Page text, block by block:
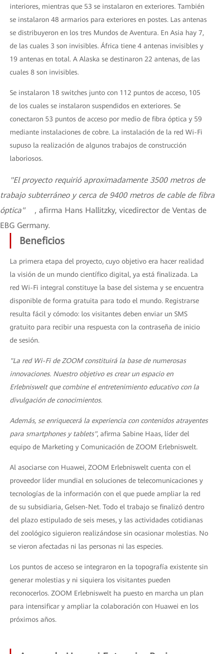
interiores, mientras que 53 se instalaron en exteriores. También
se instalaron 48 armarios para exteriores en postes. Las antenas
se distribuyeron en los tres Mundos de Aventura. En Asia hay 7,
de las cuales 3 son invisibles. África tiene 4 antenas invisibles y
19 antenas en total. A Alaska se destinaron 22 antenas, de las
cuales 8 son invisibles.
Se instalaron 18 switches junto con 112 puntos de acceso, 105
de los cuales se instalaron suspendidos en exteriores. Se
conectaron 53 puntos de acceso por medio de fibra óptica y 59
mediante instalaciones de cobre. La instalación de la red Wi-Fi
supuso la realización de algunos trabajos de construcción
laboriosos.
"El proyecto requirió aproximadamente 3500 metros de
trabajo subterráneo y cerca de 9400 metros de cable de fibra
óptica"
, afirma Hans Hallitzky, vicedirector de Ventas de
EBG Germany.
Beneficios
La primera etapa del proyecto, cuyo objetivo era hacer realidad
la visión de un mundo científico digital, ya está finalizada. La
red Wi-Fi integral constituye la base del sistema y se encuentra
disponible de forma gratuita para todo el mundo. Registrarse
resulta fácil y cómodo: los visitantes deben enviar un SMS
gratuito para recibir una respuesta con la contraseña de inicio
de sesión.
"La red Wi-Fi de ZOOM constituirá la base de numerosas
innovaciones. Nuestro objetivo es crear un espacio en
Erlebniswelt que combine el entretenimiento educativo con la
divulgación de conocimientos.
Además, se enriquecerá la experiencia con contenidos atrayentes
para smartphones y tablets", afirma Sabine Haas, líder del
equipo de Marketing y Comunicación de ZOOM Erlebniswelt.
Al asociarse con Huawei, ZOOM Erlebniswelt cuenta con el
proveedor líder mundial en soluciones de telecomunicaciones y
tecnologías de la información con el que puede ampliar la red
de su subsidiaria, Gelsen-Net. Todo el trabajo se finalizó dentro
del plazo estipulado de seis meses, y las actividades cotidianas
del zoológico siguieron realizándose sin ocasionar molestias. No
se vieron afectadas ni las personas ni las especies.
Los puntos de acceso se integraron en la topografía existente sin
generar molestias y ni siquiera los visitantes pueden
reconocerlos. ZOOM Erlebniswelt ha puesto en marcha un plan
para intensificar y ampliar la colaboración con Huawei en los
próximos años.